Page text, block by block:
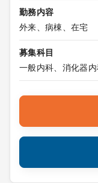
勤務内容
外来、病棟、在宅
募集科目
一般内科、消化器